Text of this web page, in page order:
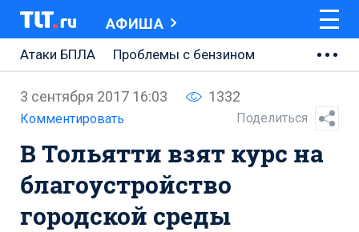
АФИША
Атаки БПЛА
Проблемы с бензином
АВТОВАЗ
Ремонт Центральной площади
Ремонт Обводного шоссе
Набережная Тольятти
Неделя Тольятти
3 сентября 2017 16:03 1332
Комментировать Поделиться
В Тольятти взят курс на
благоустройство
городской среды